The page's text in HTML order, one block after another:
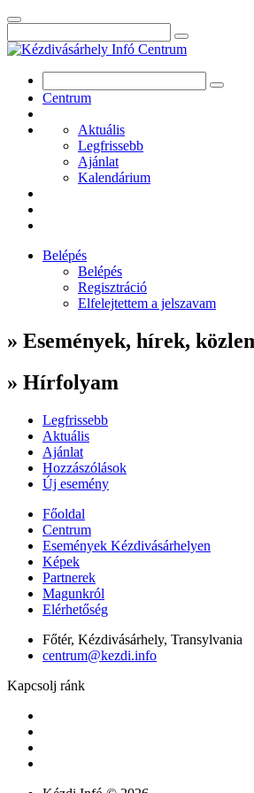
Centrum
Aktuális
Legfrissebb
Ajánlat
Kalendárium
Belépés
Belépés
Regisztráció
Elfelejtettem a jelszavam
» Események, hírek,
» Hírfolyam
Legfrissebb
Aktuális
Ajánlat
Hozzászólások
Új esemény
Főoldal
Centrum
Események Kézdivásárhelyen
Képek
Partnerek
Magunkról
Elérhetőség
Főtér, Kézdivásárhely, Transylvania
centrum@kezdi.info
Kapcsolj ránk